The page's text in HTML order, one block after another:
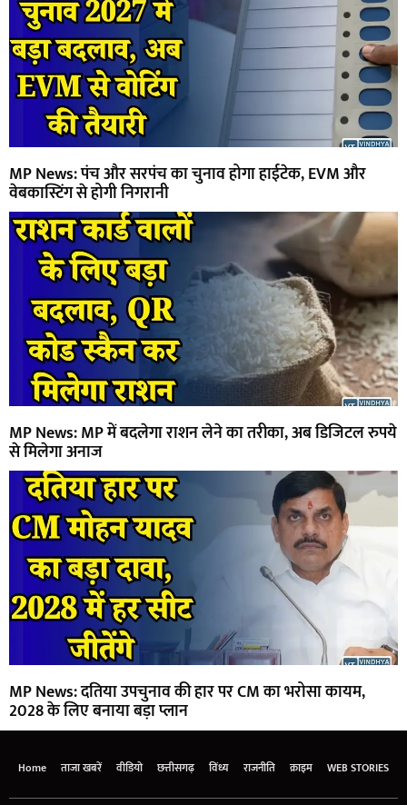
MP News: पंच और सरपंच का चुनाव होगा हाईटेक, EVM और
वेबकास्टिंग से होगी निगरानी
MP News: MP में बदलेगा राशन लेने का तरीका, अब डिजिटल रुपये
से मिलेगा अनाज
MP News: दतिया उपचुनाव की हार पर CM का भरोसा कायम,
2028 के लिए बनाया बड़ा प्लान
Home ताजा खबरें वीडियो छत्तीसगढ़ विंध्य राजनीति क्राइम WEB STORIES